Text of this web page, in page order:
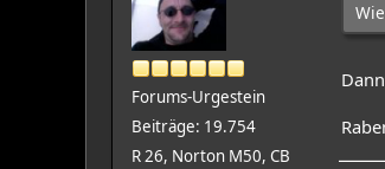
Forums-Urgestein
Beiträge: 19.754
R 26, Norton M50, CB